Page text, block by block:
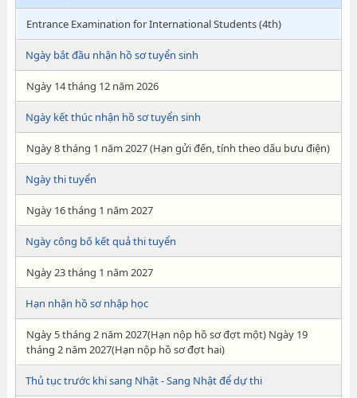
Entrance Examination for International Students (4th)
Ngày bắt đầu nhận hồ sơ tuyển sinh
Ngày 14 tháng 12 năm 2026
Ngày kết thúc nhận hồ sơ tuyển sinh
Ngày 8 tháng 1 năm 2027 (Hạn gửi đến, tính theo dấu bưu điện)
Ngày thi tuyển
Ngày 16 tháng 1 năm 2027
Ngày công bố kết quả thi tuyển
Ngày 23 tháng 1 năm 2027
Hạn nhận hồ sơ nhập học
Ngày 5 tháng 2 năm 2027(Hạn nộp hồ sơ đợt một) Ngày 19
tháng 2 năm 2027(Hạn nộp hồ sơ đợt hai)
Thủ tục trước khi sang Nhật - Sang Nhật để dự thi